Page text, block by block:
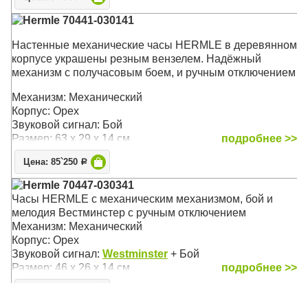
Hermle 70441-030141
Настенные механические часы HERMLE в деревянном
корпусе украшены резным вензелем. Надёжный
механизм с получасовым боем, и ручным отключением
Механизм: Механический
Корпус: Орех
Звуковой сигнал: Бой
Размер: 63 х 29 х 14 см
подробнее >>
Цена: 85`250 Р
Hermle 70447-030341
Часы HERMLE с механическим механизмом, бой и
мелодия Вестминстер с ручным отключением
Механизм: Механический
Корпус: Орех
Звуковой сигнал: Westminster + Бой
Размер: 46 х 26 х 14 см
подробнее >>